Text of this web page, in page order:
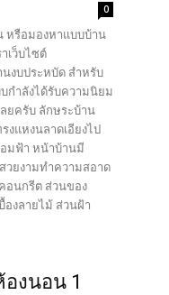
0
หรือมองหาแบบบ้าน
เว็บไซต์
งบประหบัด สำหรับ
กำลังได้รับความนิยม
ยครับ ลักษระบ้าน
งแหงนลาดเอียงไป
มฟ้า หน้าบ้านมี
วยงามทำความสอาด
อนกรีต ส่วนของ
งลายไม้ ส่วนฝ้า
งนอน 1